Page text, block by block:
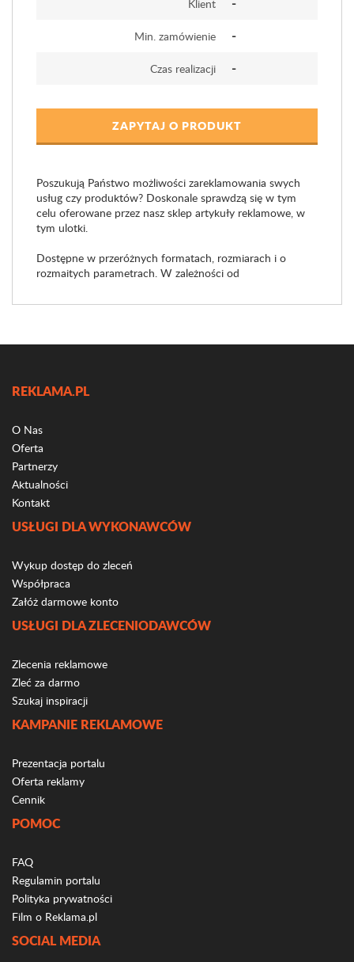
Klient -
Min. zamówienie -
Czas realizacji -
ZAPYTAJ O PRODUKT
Poszukują Państwo możliwości zareklamowania swych
usług czy produktów? Doskonale sprawdzą się w tym
celu oferowane przez nasz sklep artykuły reklamowe, w
tym ulotki.
Dostępne w przeróżnych formatach, rozmiarach i o
rozmaitych parametrach. W zależności od
REKLAMA.PL
O Nas
Oferta
Partnerzy
Aktualności
Kontakt
USŁUGI DLA WYKONAWCÓW
Wykup dostęp do zleceń
Współpraca
Załóż darmowe konto
USŁUGI DLA ZLECENIODAWCÓW
Zlecenia reklamowe
Zleć za darmo
Szukaj inspiracji
KAMPANIE REKLAMOWE
Prezentacja portalu
Oferta reklamy
Cennik
POMOC
FAQ
Regulamin portalu
Polityka prywatności
Film o Reklama.pl
SOCIAL MEDIA